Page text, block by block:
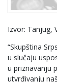
Izvor: Tanjug,
“Skupština
u slučaju
u priznavanju
utvrđivanju